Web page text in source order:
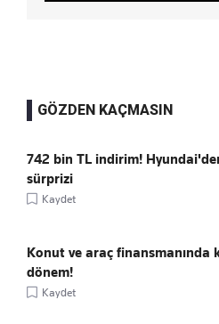
GÖZDEN KAÇMASIN
742 bin TL indirim!
sürprizi
Kaydet
Konut ve araç finansmanında
dönem!
Kaydet